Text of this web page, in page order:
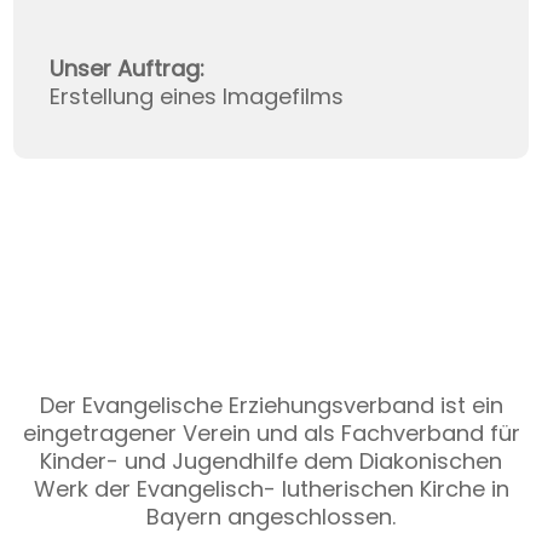
Unser Auftrag:
Erstellung eines Imagefilms
Der Evangelische Erziehungsverband ist ein
eingetragener Verein und als Fachverband für
Kinder- und Jugendhilfe dem Diakonischen
Werk der Evangelisch- lutherischen Kirche in
Bayern angeschlossen.